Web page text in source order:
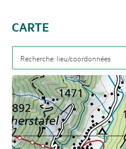
CARTE
OFFRES
Infrastructure
INFORMATIONS DE BASE